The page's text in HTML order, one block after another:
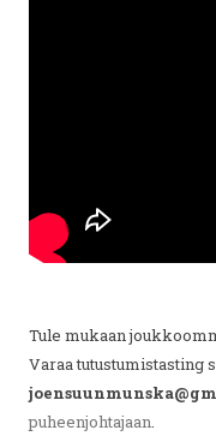
Tule mukaan
Varaa tutustumistasting
puheenjohtajaan.